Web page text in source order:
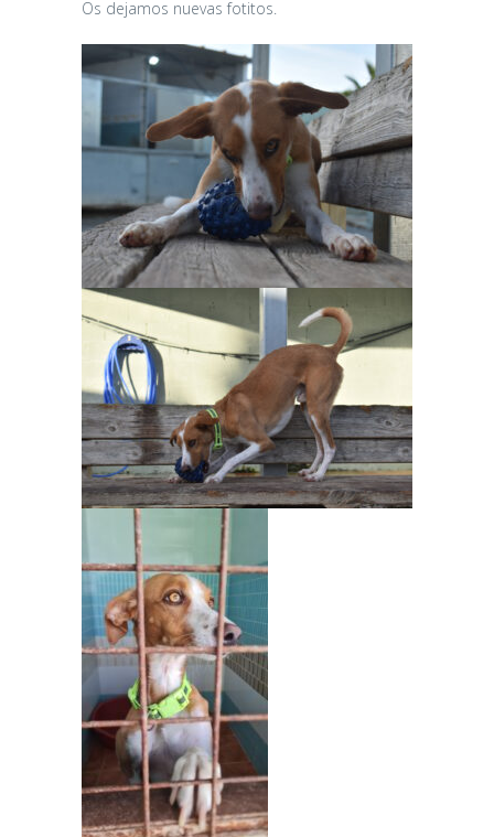
Os dejamos nuevas fotitos.